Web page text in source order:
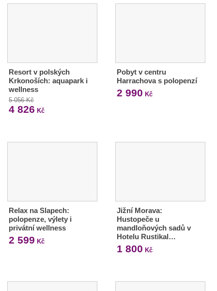
Resort v polských
Krkonoších: aquapark i
wellness
5 056 Kč
4 826 Kč
Pobyt v centru
Harrachova s polopenzí
2 990 Kč
Relax na Slapech:
polopenze, výlety i
privátní wellness
2 599 Kč
Jižní Morava:
Hustopeče u
mandloňových sadů v
Hotelu Rustikal…
1 800 Kč